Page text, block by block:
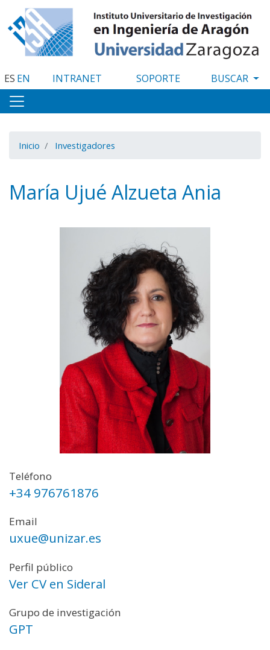
al
contenido
principal
ES EN INTRANET SOPORTE
Inicio Investigadores
María Ujué Alzueta Ania
Teléfono
+34 976761876
Email
uxue@unizar.es
Perfil público
Ver CV en Sideral
Grupo de investigación
GPT